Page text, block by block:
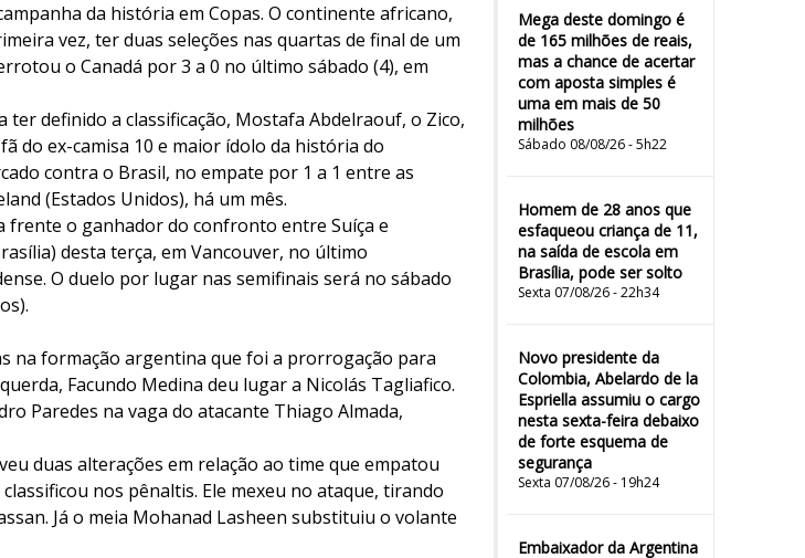
Mega deste domingo é
de 165 milhões de reais,
mas a chance de acertar
com aposta simples é
uma em mais de 50
milhões
Sábado 08/08/26 - 5h22
Homem de 28 anos que
esfaqueou criança de 11,
na saída de escola em
Brasília, pode ser solto
Sexta 07/08/26 - 22h34
Novo presidente da
Colombia, Abelardo de la
Espriella assumiu o cargo
nesta sexta-feira debaixo
de forte esquema de
segurança
Sexta 07/08/26 - 19h24
Embaixador da Argentina
da história em Copas. O continente africano,
vez, ter duas seleções nas quartas de final de um
o Canadá por 3 a 0 no último sábado (4), em
definido a classificação, Mostafa Abdelraouf, o Zico,
do ex-camisa 10 e maior ídolo da história do
contra o Brasil, no empate por 1 a 1 entre as
(Estados Unidos), há um mês.
o ganhador do confronto entre Suíça e
desta terça, em Vancouver, no último
O duelo por lugar nas semifinais será no sábado
na formação argentina que foi a prorrogação para
Facundo Medina deu lugar a Nicolás Tagliafico.
Paredes na vaga do atacante Thiago Almada,
duas alterações em relação ao time que empatou
nos pênaltis. Ele mexeu no ataque, tirando
Já o meia Mohanad Lasheen substituiu o volante